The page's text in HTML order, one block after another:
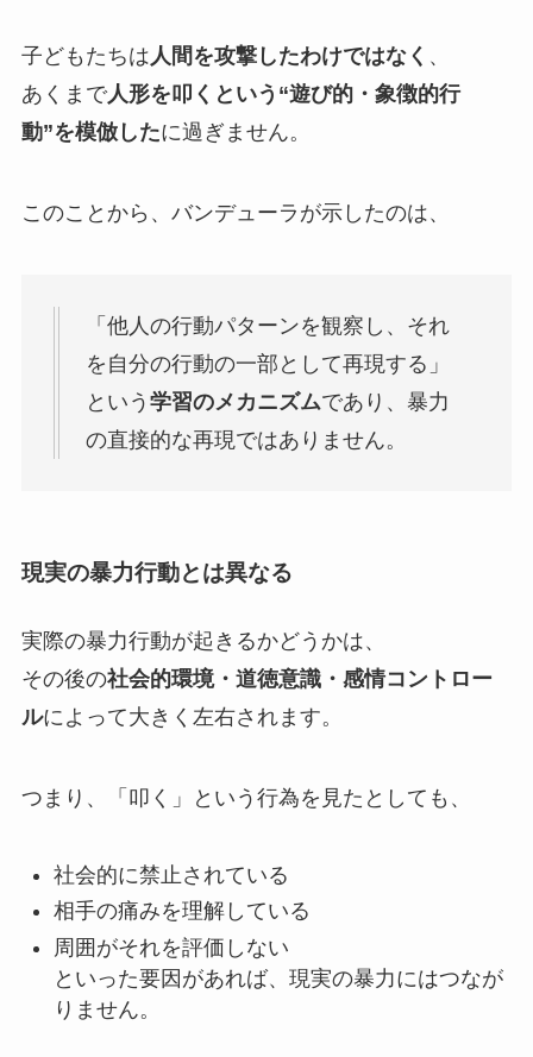
子どもたちは人間を攻撃したわけではなく 、
あくまで人形を叩くという“遊び的・象徴的行
動”を模倣したに過ぎません。
このことから、バンデューラが示したのは、
「他人の行動パターンを観察し、それ
を自分の行動の一部として再現する」
という 学習のメカニズムであり、暴力
の直接的な再現ではありません。
現実の暴力行動とは異なる
実際の暴力行動が起きるかどうかは、
その後の社会的環境・道徳意識・感情コントロー
ルによって大きく左右されます。
つまり、「叩く」という行為を見たとしても、
社会的に禁止されている
相手の痛みを理解している
周囲がそれを評価しない
といった要因があれば、現実の暴力にはつなが
りません。